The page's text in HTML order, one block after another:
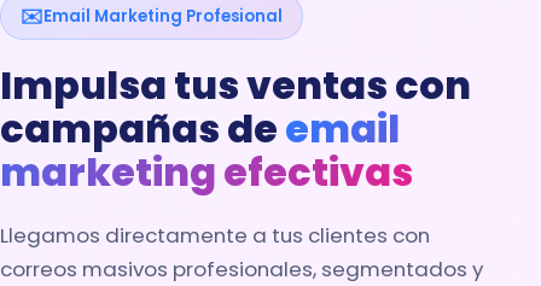
✉️Email Marketing Profesional
Impulsa tus ventas con
campañas deemail
marketing efectivas
Llegamos directamente a tus clientes con
correos masivos profesionales, segmentados y